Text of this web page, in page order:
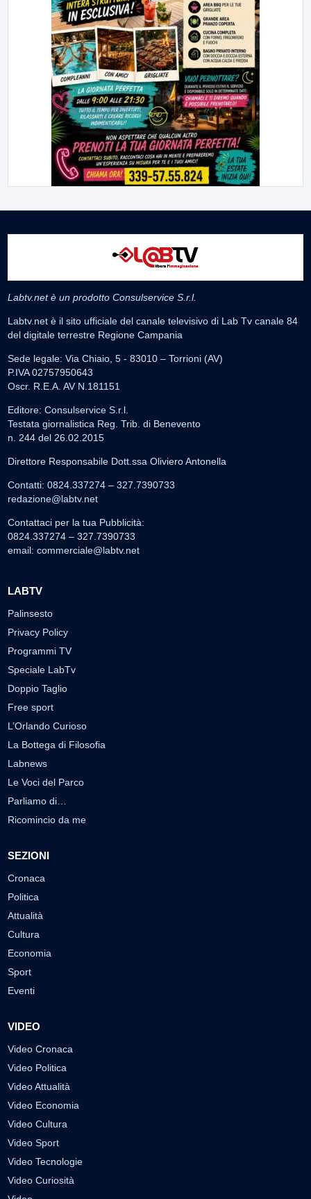
Labtv.net è un prodotto Consulservice S.r.l.
Labtv.net è il sito ufficiale del canale televisivo di Lab Tv canale 84
del digitale terrestre Regione Campania
Sede legale: Via Chiaio, 5 - 83010 – Torrioni (AV)
P.IVA 02757950643
Oscr. R.E.A. AV N.181151
Editore: Consulservice S.r.l.
Testata giornalistica Reg. Trib. di Benevento
n. 244 del 26.02.2015
Direttore Responsabile Dott.ssa Oliviero Antonella
Contatti: 0824.337274 – 327.7390733
redazione@labtv.net
Contattaci per la tua Pubblicità:
0824.337274 – 327.7390733
email: commerciale@labtv.net
LABTV
Palinsesto
Privacy Policy
Programmi TV
Speciale LabTv
Doppio Taglio
Free sport
L’Orlando Curioso
La Bottega di Filosofia
Labnews
Le Voci del Parco
Parliamo di…
Ricomincio da me
SEZIONI
Cronaca
Politica
Attualità
Cultura
Economia
Sport
Eventi
VIDEO
Video Cronaca
Video Politica
Video Attualità
Video Economia
Video Cultura
Video Sport
Video Tecnologie
Video Curiosità